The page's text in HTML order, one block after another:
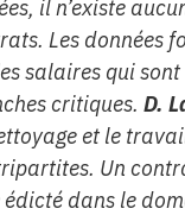
il n’existe
Les données
salaires qui sont
critiques.D.
et le
Un
dans le